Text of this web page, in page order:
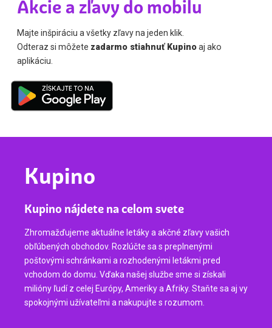
Akcie a zľavy do mobilu
Majte inšpiráciu a všetky zľavy na jeden klik.
Odteraz si môžete zadarmo stiahnuť Kupinoaj ako
aplikáciu.
Kupino
Kupino nájdete na celom svete
Zhromažďujeme aktuálne letáky a akčné zľavy vašich
obľúbených obchodov. Rozlúčte sa s preplnenými
poštovými schránkami a rozhodenými letákmi pred
vchodom do domu. Vďaka našej službe sme si získali
milióny ľudí z celej Európy, Ameriky a Afriky. Staňte sa aj vy
spokojnými užívateľmi a nakupujte s rozumom.